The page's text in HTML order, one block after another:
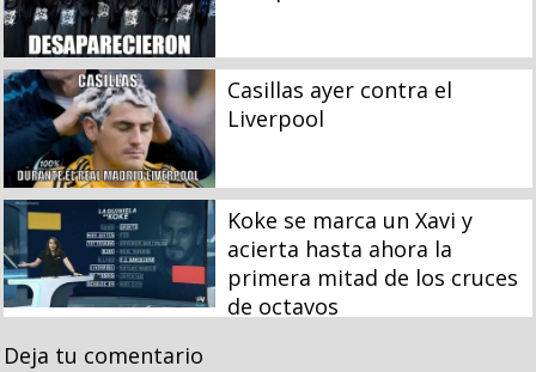
Casillas ayer contra el
Liverpool
Koke se marca un Xavi y
acierta hasta ahora la
primera mitad de los cruces
de octavos
Deja tu comentario